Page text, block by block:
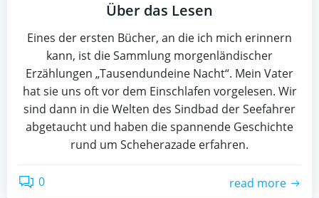
Über das Lesen
Eines der ersten Bücher, an die ich mich erinnern
kann, ist die Sammlung morgenländischer
Erzählungen „Tausendundeine Nacht“. Mein Vater
hat sie uns oft vor dem Einschlafen vorgelesen. Wir
sind dann in die Welten des Sindbad der Seefahrer
abgetaucht und haben die spannende Geschichte
rund um Scheherazade erfahren.
0 read more